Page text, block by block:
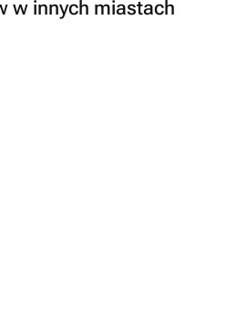
w innych miastach